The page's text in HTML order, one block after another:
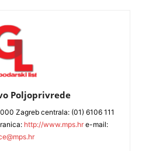
Poljoprivrede
Zagreb centrala: (01) 6106 111
http://www.mps.hre-mail: